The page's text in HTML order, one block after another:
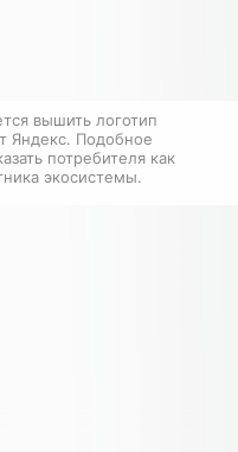
вышить логотип
Яндекс. Подобное
потребителя как
экосистемы.